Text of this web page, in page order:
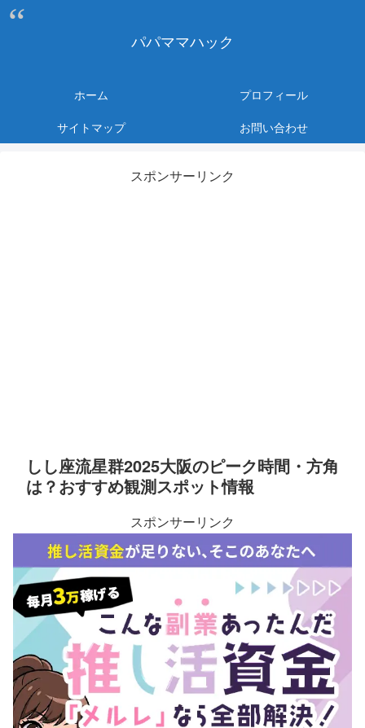
パパママハック
ホーム
プロフィール
サイトマップ
お問い合わせ
スポンサーリンク
しし座流星群2025大阪のピーク時間・方角
は？おすすめ観測スポット情報
スポンサーリンク